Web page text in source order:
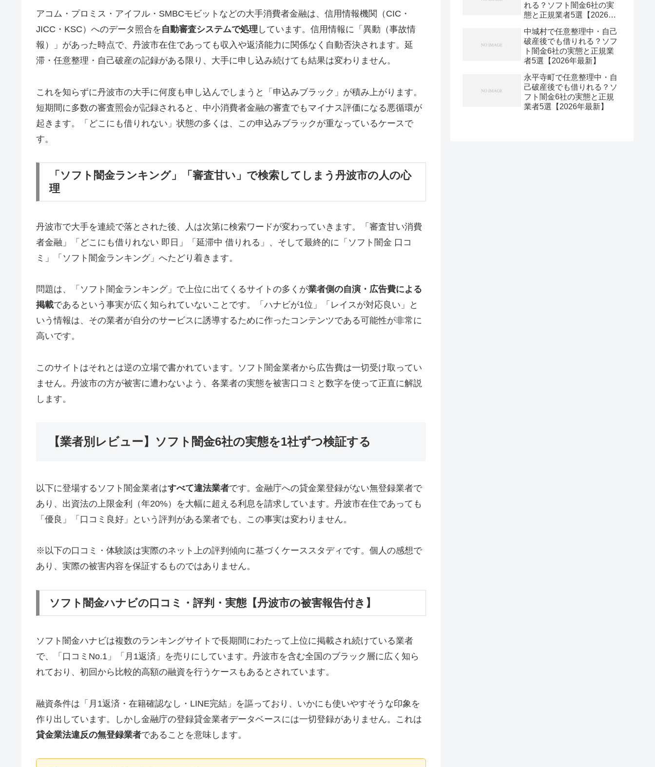
アコム・プロミス・アイフル・SMBCモビットなどの大手消費者金融は、信用情報機関（CIC・
JICC・KSC）へのデータ照合を 自動審査システムで処理 しています。信用情報に「異動（事故情
報）」があった時点で、丹波市在住であっても収入や返済能力に関係なく自動否決されます。延
滞・任意整理・自己破産の記録がある限り、大手に申し込み続けても結果は変わりません。
これを知らずに丹波市の大手に何度も申し込んでしまうと「申込みブラック」が積み上がります。
短期間に多数の審査照会が記録されると、中小消費者金融の審査でもマイナス評価になる悪循環が
起きます。「どこにも借りれない」状態の多くは、この申込みブラックが重なっているケースで
す。
「ソフト闇金ランキング」「審査甘い」で検索してしまう丹波市の人の心
理
丹波市で大手を連続で落とされた後、人は次第に検索ワードが変わっていきます。「審査甘い消費
者金融」「どこにも借りれない 即日」「延滞中 借りれる」、そして最終的に「ソフト闇金 口コ
ミ」「ソフト闇金ランキング」へたどり着きます。
問題は、「ソフト闇金ランキング」で上位に出てくるサイトの多くが業者側の自演・広告費による
掲載であるという事実が広く知られていないことです。「ハナビが1位」「レイスが対応良い」と
いう情報は、その業者が自分のサービスに誘導するために作ったコンテンツである可能性が非常に
高いです。
このサイトはそれとは逆の立場で書かれています。ソフト闇金業者から広告費は一切受け取ってい
ません。丹波市の方が被害に遭わないよう、各業者の実態を被害口コミと数字を使って正直に解説
します。
【業者別レビュー】ソフト闇金6社の実態を1社ずつ検証する
以下に登場するソフト闇金業者はすべて違法業者です。金融庁への貸金業登録がない無登録業者で
あり、出資法の上限金利（年20%）を大幅に超える利息を請求しています。丹波市在住であっても
「優良」「口コミ良好」という評判がある業者でも、この事実は変わりません。
※以下の口コミ・体験談は実際のネット上の評判傾向に基づくケーススタディです。個人の感想で
あり、実際の被害内容を保証するものではありません。
ソフト闇金ハナビの口コミ・評判・実態【丹波市の被害報告付き】
ソフト闇金ハナビは複数のランキングサイトで長期間にわたって上位に掲載され続けている業者
で、「口コミNo.1」「月1返済」を売りにしています。丹波市を含む全国のブラック層に広く知ら
れており、初回から比較的高額の融資を行うケースもあるとされています。
融資条件は「月1返済・在籍確認なし・LINE完結」を謳っており、いかにも使いやすそうな印象を
作り出しています。しかし金融庁の登録貸金業者データベースには一切登録がありません。これは
貸金業法違反の無登録業者であることを意味します。
れる？ソフト闇金6社の実
態と正規業者5選【2026年
中城村で任意整理中・自己
破産後でも借りれる？ソフ
ト闇金6社の実態と正規業
者5選【2026年最新】
永平寺町で任意整理中・自
己破産後でも借りれる？ソ
フト闇金6社の実態と正規
業者5選【2026年最新】